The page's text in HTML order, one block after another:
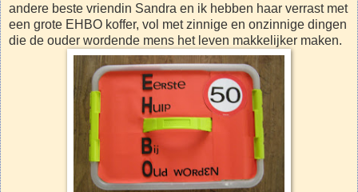
andere beste vriendin Sandra en ik hebben haar verrast met
een grote EHBO koffer, vol met zinnige en onzinnige dingen
die de ouder wordende mens het leven makkelijker maken.